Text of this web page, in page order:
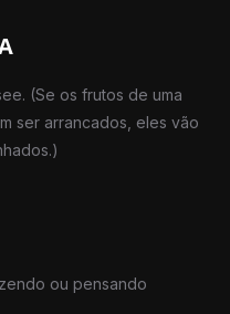
(Se os frutos de uma
ser arrancados, eles vão
ou pensando